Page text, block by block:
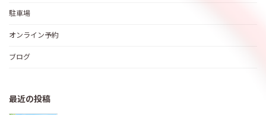
駐車場
オンライン予約
ブログ
最近の投稿